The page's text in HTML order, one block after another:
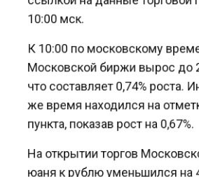
10:00 мск.
К 10:00 по московскому
Московской биржи вырос до 2
что составляет 0,74% роста.
же время находился на
пункта, показав рост на 0,67%.
На открытии торгов
юаня к рублю уменьшился на